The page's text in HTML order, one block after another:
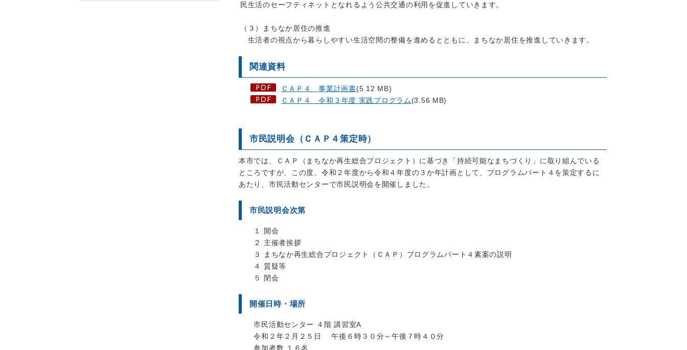
民生活のセーフティネットとなれるよう公共交通の利用を促進していきます。
（３）まちなか居住の推進
生活者の視点から暮らしやすい生活空間の整備を進めるとともに、まちなか居住を推進していきます。
関連資料
ＣＡＰ４ 事業計画書(5.12 MB)
ＣＡＰ４ 令和３ 年度 実践プログラム(3.56 MB)
市民説明会（ＣＡＰ４策定時）
本市では、ＣＡＰ（まちなか再生総合プロジェクト）に基づき「持続可能なまちづくり」に取り組んでいる
ところですが、この度、令和２年度から令和４年度の３か年計画として、プログラムパート４を策定するに
あたり、市民活動センターで市民説明会を開催しました。
市民説明会次第
１ 開会
２ 主催者挨拶
３
まちなか再生総合プロジェクト（ＣＡＰ）プログラムパート４素案の説明
４ 質疑等
５ 閉会
開催日時・場所
市民活動センター ４階 講習室A
令和２年２月２５日 午後６時３０分～午後７時４０分
参加者数 １６名